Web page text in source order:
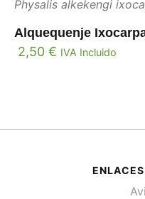
Physalis alkekengi
Alquequenje
2,50 € IVA Incluido